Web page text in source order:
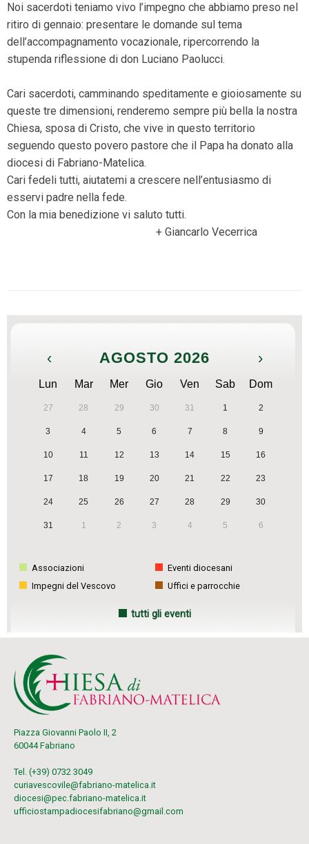
Noi sacerdoti teniamo vivo l’impegno che abbiamo preso nel
ritiro di gennaio: presentare le domande sul tema
dell’accompagnamento vocazionale, ripercorrendo la
stupenda riflessione di don Luciano Paolucci.
Cari sacerdoti, camminando speditamente e gioiosamente su
queste tre dimensioni, renderemo sempre più bella la nostra
Chiesa, sposa di Cristo, che vive in questo territorio
seguendo questo povero pastore che il Papa ha donato alla
diocesi di Fabriano-Matelica.
Cari fedeli tutti, aiutatemi a crescere nell’entusiasmo di
esservi padre nella fede.
Con la mia benedizione vi saluto tutti.
+ Giancarlo Vecerrica
‹ AGOSTO 2026 ›
Lun Mar Mer Gio Ven Sab Dom
27 28 29 30 31 1 2
3 4 5 6 7 8 9
10 11 12 13 14 15 16
17 18 19 20 21 22 23
24 25 26 27 28 29 30
31 1 2 3 4 5 6
Associazioni
Eventi diocesani
Impegni del Vescovo
Uffici e parrocchie
tutti gli eventi
Piazza Giovanni Paolo II, 2
60044 Fabriano
Tel. (+39) 0732 3049
curiavescovile@fabriano-matelica.it
diocesi@pec.fabriano-matelica.it
ufficiostampadiocesifabriano@gmail.com